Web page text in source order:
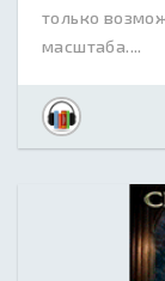
только
масштаба....